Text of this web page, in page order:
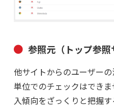
参照元（トップ参照
他サイトからのユーザー
単位でのチェックはでき
入傾向をざっくりと把握す